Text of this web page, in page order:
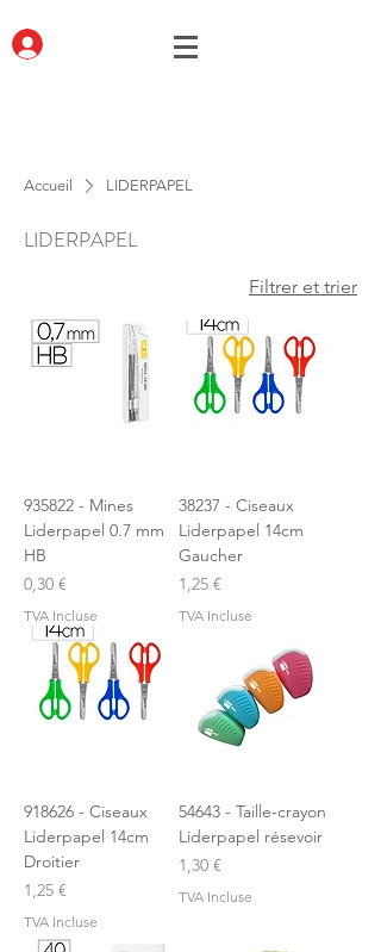
Accueil LIDERPAPEL
LIDERPAPEL
Filtrer et trier
935822 - Mines
Liderpapel 0.7 mm
HB
Prix
0,30 €
TVA Incluse
38237 - Ciseaux
Liderpapel 14cm
Gaucher
Prix
1,25 €
TVA Incluse
918626 - Ciseaux
Liderpapel 14cm
Droitier
Prix
1,25 €
TVA Incluse
54643 - Taille-crayon
Liderpapel résevoir
Prix
1,30 €
TVA Incluse